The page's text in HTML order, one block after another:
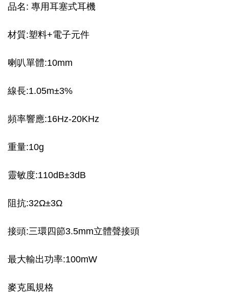
品名: 專用耳塞式耳機
材質:塑料+電子元件
喇叭單體:10mm
線長:1.05m±3%
頻率響應:16Hz-20KHz
重量:10g
靈敏度:110dB±3dB
阻抗:32Ω±3Ω
接頭:三環四節3.5mm立體聲接頭
最大輸出功率:100mW
麥克風規格